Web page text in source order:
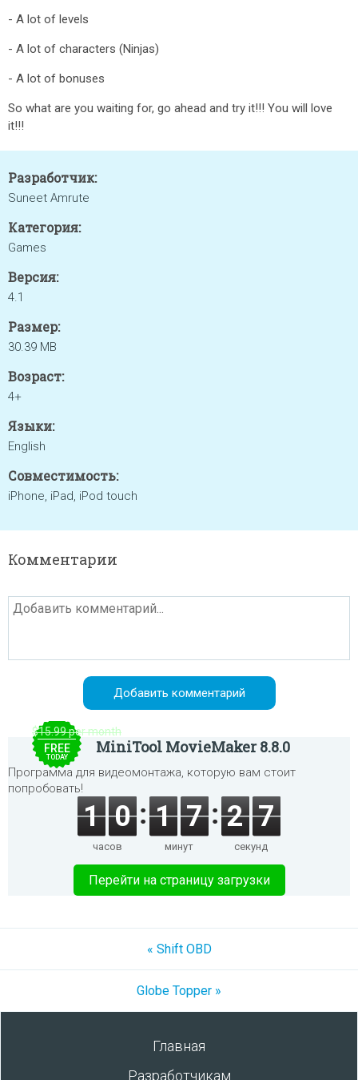
- A lot of levels
- A lot of characters (Ninjas)
- A lot of bonuses
So what are you waiting for, go ahead and try it!!! You will love
it!!!
Разработчик:
Suneet Amrute
Категория:
Games
Версия:
4.1
Размер:
30.39 MB
Возраст:
4+
Языки:
English
Совместимость:
iPhone, iPad, iPod touch
Комментарии
$15.99 per month
FREE
TODAY
MiniTool MovieMaker 8.8.0
Программа для видеомонтажа, которую вам стоит
попробовать!
1 0
часов
1 7
минут
2 7
секунд
Перейти на страницу загрузки
« Shift OBD
Globe Topper »
Главная
Разработчикам